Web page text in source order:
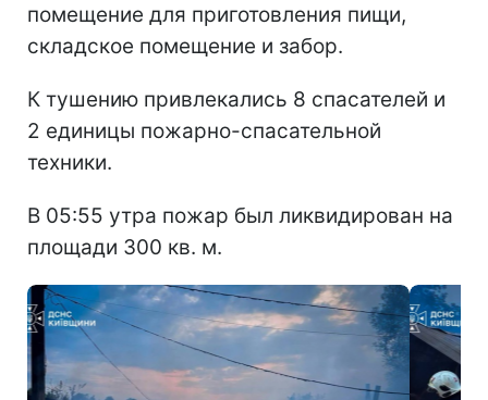
помещение для приготовления пищи,
складское помещение и забор.
К тушению привлекались 8 спасателей и
2 единицы пожарно-спасательной
техники.
В 05:55 утра пожар был ликвидирован на
площади 300 кв. м.